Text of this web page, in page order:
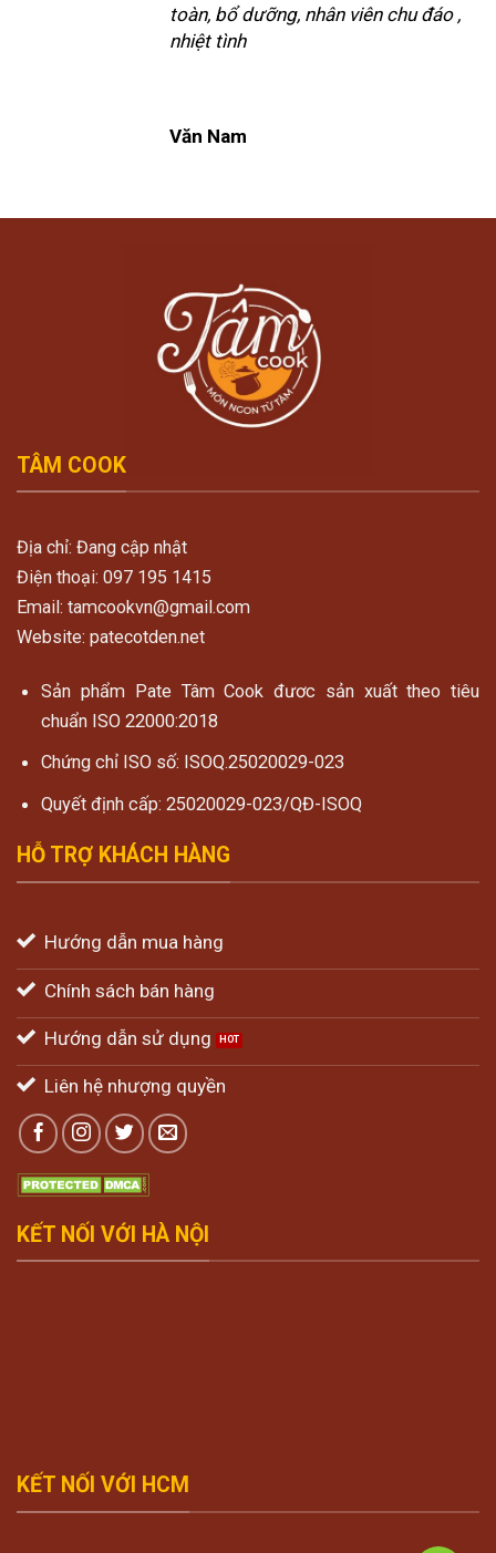
toàn, bổ dưỡng, nhân viên chu đáo ,
nhiệt tình
Văn Nam
TÂM COOK
Địa chỉ: Đang cập nhật
Điện thoại: 097 195 1415
Email: tamcookvn@gmail.com
Website: patecotden.net
Sản phẩm Pate Tâm Cook đươc sản xuất theo tiêu
chuẩn ISO 22000:2018
Chứng chỉ ISO số: ISOQ.25020029-023
Quyết định cấp: 25020029-023/QĐ-ISOQ
HỖ TRỢ KHÁCH HÀNG
Hướng dẫn mua hàng
Chính sách bán hàng
Hướng dẫn sử dụng
Liên hệ nhượng quyền
KẾT NỐI VỚI HÀ NỘI
KẾT NỐI VỚI HCM